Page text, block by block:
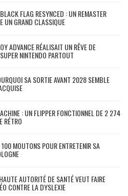
FLAG RESYNCED : UN REMASTER
UN GRAND CLASSIQUE
ADVANCE RÉALISAIT UN RÊVE DE
NINTENDO PARTOUT
SA SORTIE AVANT 2028 SEMBLE
: UN FLIPPER FONCTIONNEL DE 2 274
RÉTRO
MOUTONS POUR ENTRETENIR SA
AUTORITÉ DE SANTÉ VEUT FAIRE
CONTRE LA DYSLEXIE